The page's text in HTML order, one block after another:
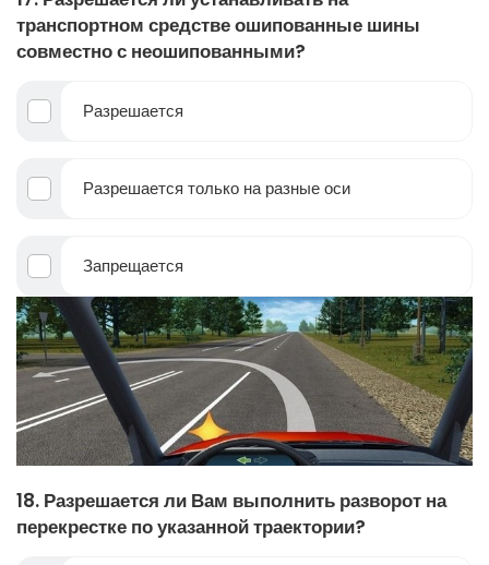
транспортном средстве ошипованные шины
совместно с неошипованными?
Разрешается
Разрешается только на разные оси
Запрещается
18. Разрешается ли Вам выполнить разворот на
перекрестке по указанной траектории?